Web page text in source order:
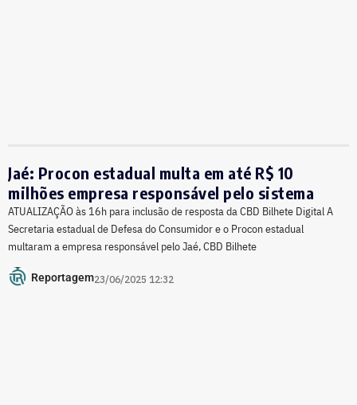
Jaé: Procon estadual multa em até R$ 10
milhões empresa responsável pelo sistema
ATUALIZAÇÃO às 16h para inclusão de resposta da CBD Bilhete Digital A
Secretaria estadual de Defesa do Consumidor e o Procon estadual
multaram a empresa responsável pelo Jaé, CBD Bilhete
Reportagem23/06/2025 12:32